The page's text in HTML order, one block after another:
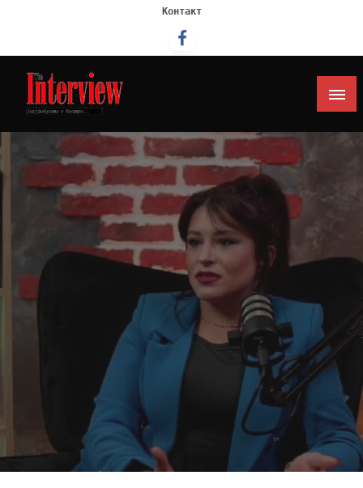
Контакт
Интервју